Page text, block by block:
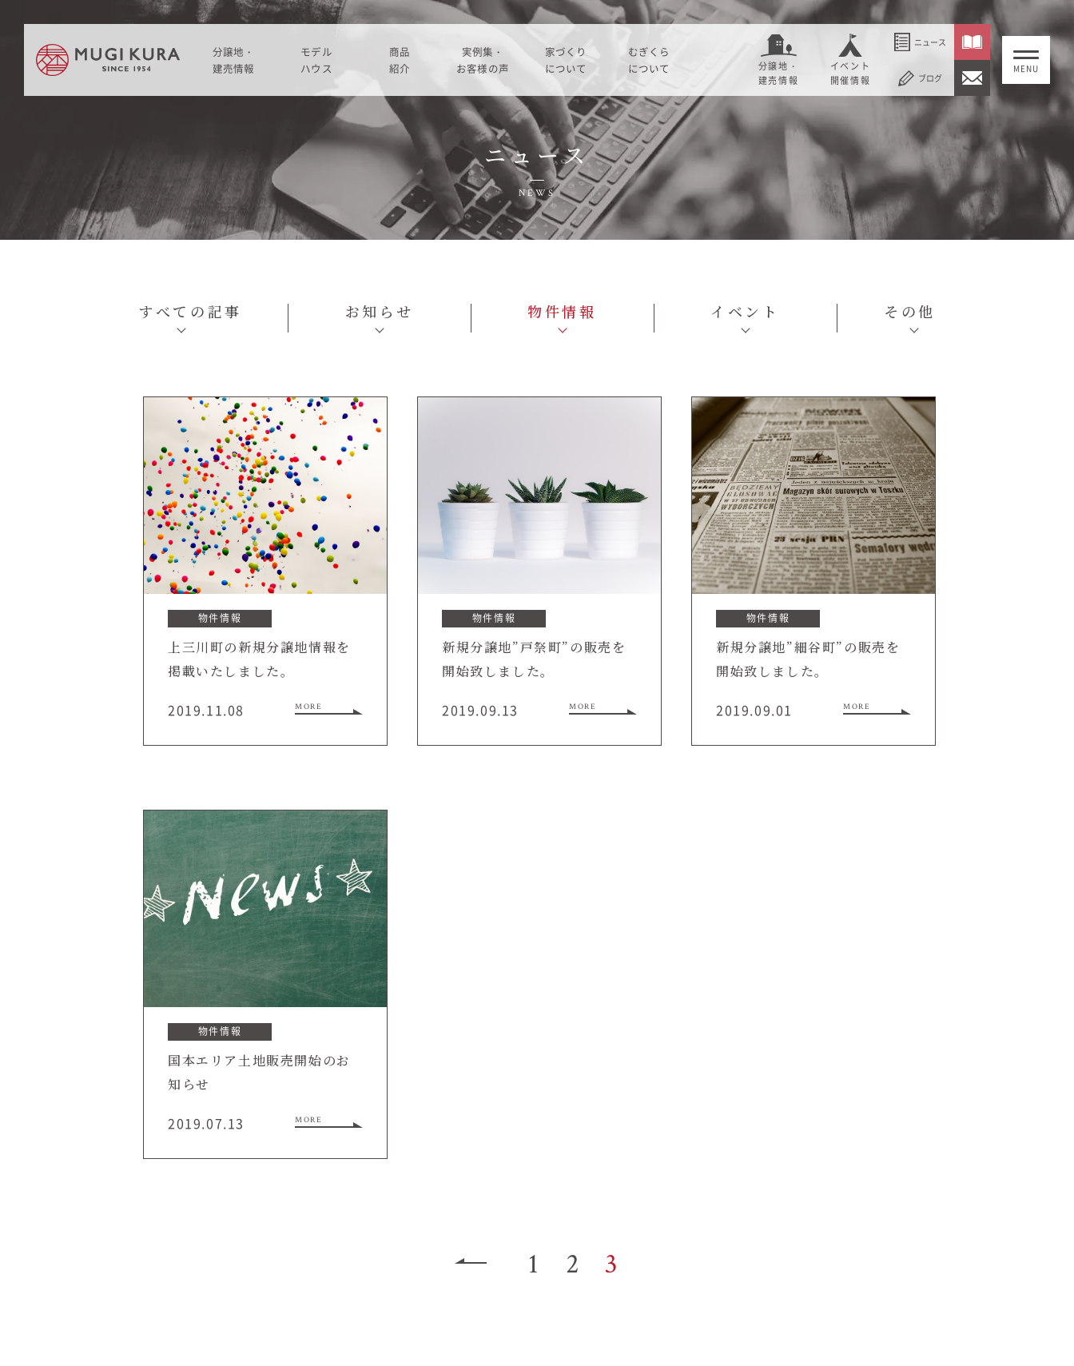
分譲地・
建売情報
分譲地情報
中古・仲介情報
モデル
ハウス
商品
紹介
商品一覧
コノイエ（規格）
Momore
アトリエ（注文）
実例集・
お客様の声
暮らし方紹介
施工事例
お客様の声
家づくり
について
家づくりの流れ
在来工法の仕様と性能
標準設備
むぎくら
について
大切にしていること
社長メッセージ
分譲地・
建売情報
イベント
開催情報
ニュース
ブログ
分譲地・建売情報
建売分譲情報
モデルハウス
商品紹介
商品一覧
コノイエ（規格）
- Momore
- Piatta
- 平屋の家
アトリエ（注文）
EDIT HOUSE
実例集・お客様の声
暮らし方紹介
家づくりについて
標準設備
ニュース
むぎくらについて
大切にしていること
事業紹介
オーナー様Q&A
資料請求
お問い合わせ
お電話でのお問い合わせ
0120-37-
1806
ニュース
NEWS
すべての記事 お知らせ 物件情報 イベント その他
物件情報
上三川町の新規分譲地情報を
掲載いたしました。
2019.11.08 MORE
物件情報
新規分譲地”戸祭町”の販売を
開始致しました。
2019.09.13 MORE
物件情報
新規分譲地”細谷町”の販売を
開始致しました。
2019.09.01 MORE
物件情報
国本エリア土地販売開始のお
知らせ
2019.07.13 MORE
1 2 3